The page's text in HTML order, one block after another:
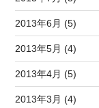
2013年6月 (5)
2013年5月 (4)
2013年4月 (5)
2013年3月 (4)